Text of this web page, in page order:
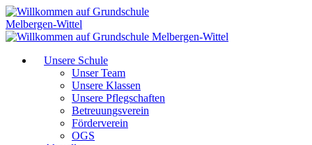
Unsere Schule
Unser Team
Unsere Klassen
Unsere Pflegschaften
Betreuungsverein
Förderverein
OGS